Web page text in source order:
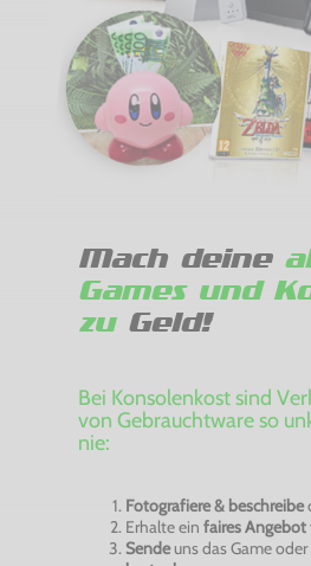
Mach deine
Games und
zuGeld!
Bei Konsolenkost sind
von Gebrauchtware so
nie:
Fotografiere & beschreibe
Erhalte ein faires Angebot
Sendeuns das Game